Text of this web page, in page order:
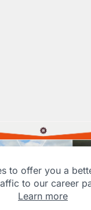
to offer you a
to our career
Learn more